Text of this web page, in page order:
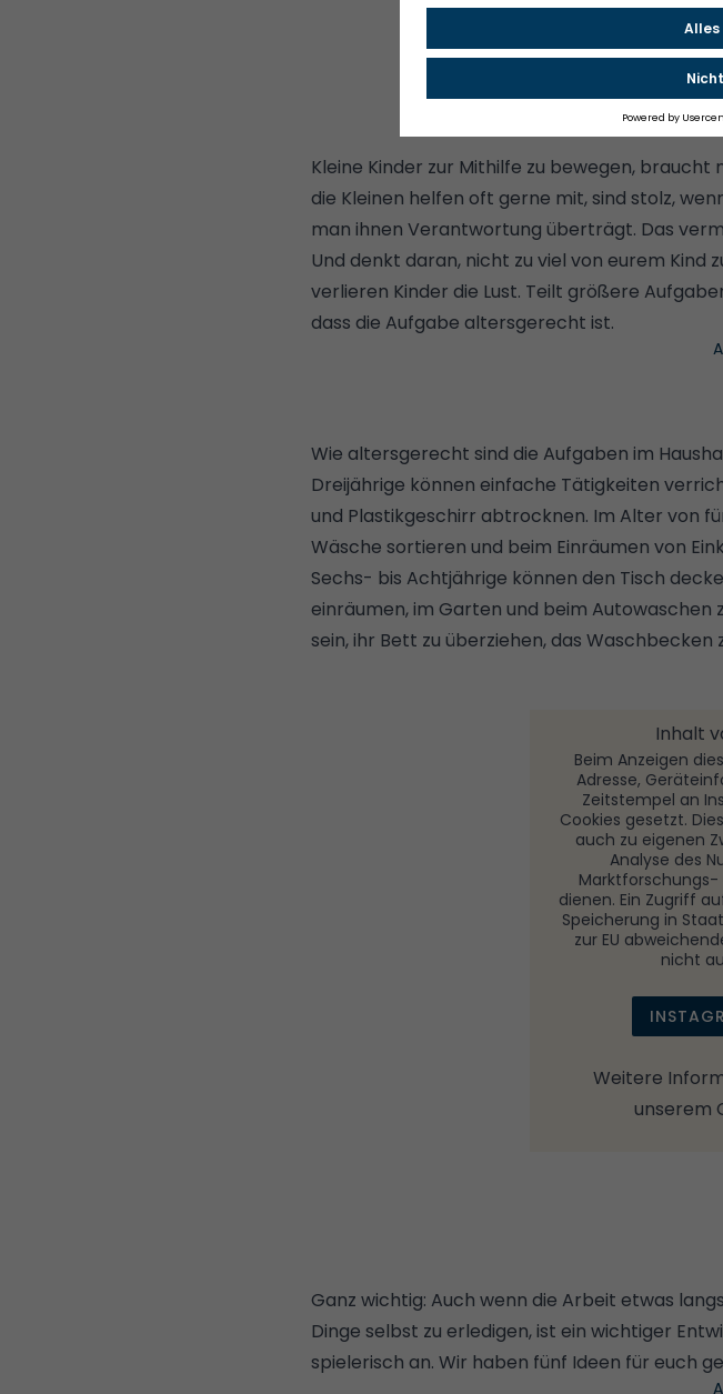
Kleine Kinder zur Mithilfe zu bewegen,
die Kleinen helfen oft gerne mit, sind stolz,
man ihnen Verantwortung überträgt. Das
Und denkt daran, nicht zu viel von eurem Kind
verlieren Kinder die Lust. Teilt größere
dass die Aufgabe altersgerecht ist.
Wie altersgerecht sind die Aufgaben im
Dreijährige können einfache Tätigkeiten
und Plastikgeschirr abtrocknen. Im Alter von
Wäsche sortieren und beim Einräumen von
Sechs- bis Achtjährige können den Tisch
einräumen, im Garten und beim Autowaschen
sein, ihr Bett zu überziehen, das
Inhalt
Beim Anzeigen
Adresse,
Zeitstempel an
Cookies gesetzt.
auch zu eigenen
Analyse des
Marktforschungs-
dienen. Ein Zugriff
Speicherung in
zur EU
nicht
Weitere
unserem
Ganz wichtig: Auch wenn die Arbeit etwas
Dinge selbst zu erledigen, ist ein wichtiger
spielerisch an. Wir haben fünf Ideen für euch